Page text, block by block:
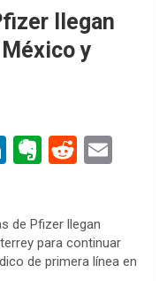
llegan
y
Li
dI
n
E
ot
e
R
di
t
de Pfizer llegan
para continuar
de primera línea en